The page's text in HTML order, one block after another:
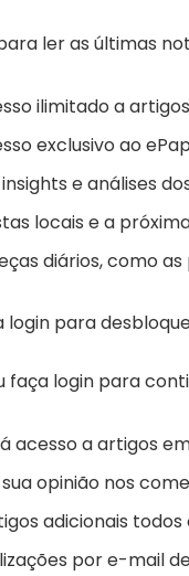
ler as últimas
ilimitado a
exclusivo ao
e análises
locais e a
diários, como as
para
faça login para
acesso a artigos
opinião nos
adicionais todos
por e-mail